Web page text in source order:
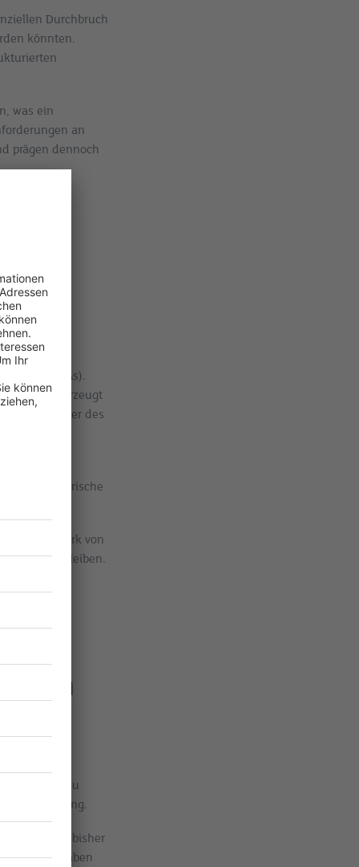
Durchbruch
könnten.
was ein
an
prägen dennoch
(VQAs).
erzeugt
die Parameter des
kombinatorische
hängt stark von
stecken bleiben.
nutzbar zu
Encoding.
Doch bisher
Aufgaben